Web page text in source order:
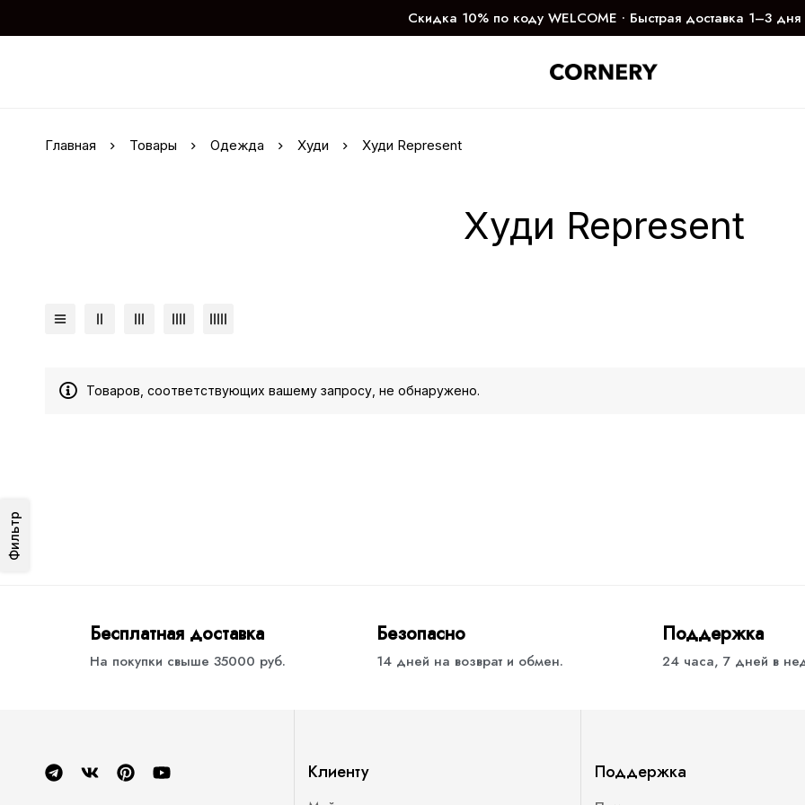
Скидка 10% по коду WELCOME ∙ Быстрая доставка 1–3 дня
Главная Товары Одежда Худи Худи Represent
Худи Represent
Фильтр
Товаров, соответствующих вашему запросу, не обнаружено.
Бесплатная доставка
На покупки свыше 35000 руб.
Безопасно
14 дней на возврат и обмен.
Поддержка
24 часа, 7 дней в
Клиенту Поддержка